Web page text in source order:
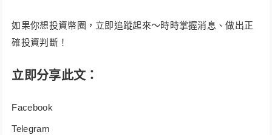
如果你想投資幣圈，立即追蹤起來～時時掌握消息、做出正
確投資判斷！
立即分享此文：
Facebook
Telegram